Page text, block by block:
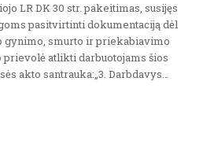
LR DK 30 str. pakeitimas, susijęs
pasitvirtinti dokumentaciją dėl
gynimo, smurto ir priekabiavimo
prievolė atlikti darbuotojams šios
akto santrauka:„3. Darbdavys…